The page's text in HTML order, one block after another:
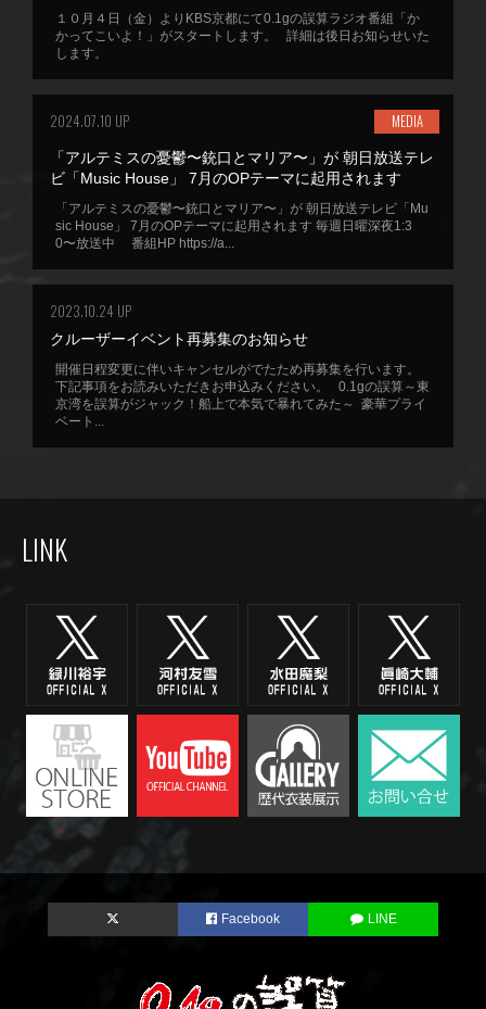
１０月４日（金）よりKBS京都にて0.1gの誤算ラジオ番組「か
かってこいよ！」がスタートします。 詳細は後日お知らせいた
します。
2024.07.10 UP MEDIA
「アルテミスの憂鬱〜銃口とマリア〜」が 朝日放送テレ
ビ「Music House」 7月のOPテーマに起用されます
「アルテミスの憂鬱〜銃口とマリア〜」が 朝日放送テレビ「Mu
sic House」 7月のOPテーマに起用されます 毎週日曜深夜1:3
0〜放送中 番組HP https://a...
2023.10.24 UP
クルーザーイベント再募集のお知らせ
開催日程変更に伴いキャンセルがでたため再募集を行います。
下記事項をお読みいただきお申込みください。 0.1gの誤算～東
京湾を誤算がジャック！船上で本気で暴れてみた～ 豪華プライ
ベート...
LINK
Facebook LINE